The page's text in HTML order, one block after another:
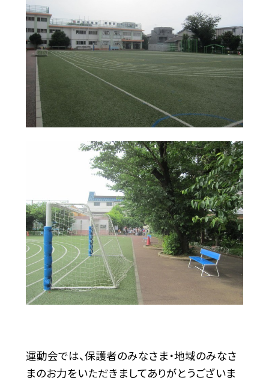
運動会では、保護者のみなさま・地域のみなさ
まのお力をいただきましてありがとうございま